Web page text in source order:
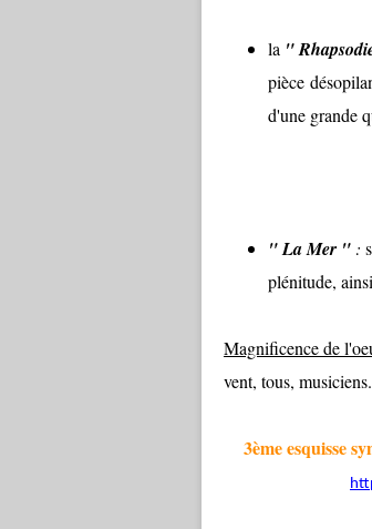
la "
pièce
d'une grande
" La Mer " :
plénitude,
Magnificence de
vent, tous,
3ème esquisse